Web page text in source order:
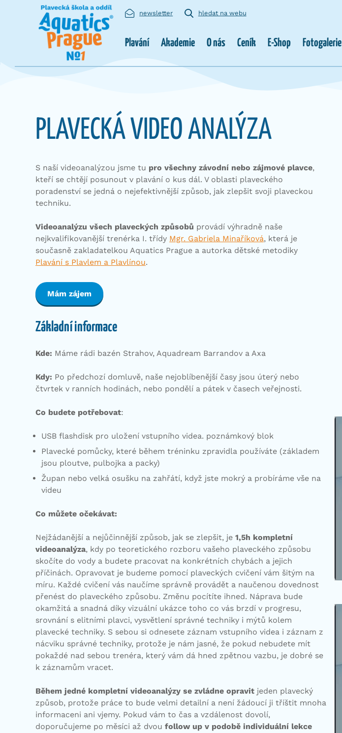
newsletter hledat na webu
Plavání Akademie O nás Ceník E-Shop Fotogalerie
PLAVECKÁ VIDEO ANALÝZA
S naší videoanalýzou jsme tu pro všechny závodní nebo zájmové plavce,
kteří se chtějí posunout v plavání o kus dál. V oblasti plaveckého
poradenství se jedná o nejefektivnější způsob, jak zlepšit svoji plaveckou
techniku.
Videoanalýzu všech plaveckých způsobů provádí výhradně naše
nejkvalifikovanější trenérka I. třídy Mgr. Gabriela Minaříková, která je
současně zakladatelkou Aquatics Prague a autorka dětské metodiky
Plavání s Plavlem a Plavlínou.
Mám zájem
Základní informace
Kde: Máme rádi bazén Strahov, Aquadream Barrandov a Axa
Kdy: Po předchozí domluvě, naše nejoblíbenější časy jsou úterý nebo
čtvrtek v ranních hodinách, nebo pondělí a pátek v časech veřejnosti.
Co budete potřebovat:
USB flashdisk pro uložení vstupního videa. poznámkový blok
Plavecké pomůcky, které během tréninku zpravidla používáte (základem
jsou ploutve, pulbojka a packy)
Župan nebo velká osušku na zahřátí, když jste mokrý a probíráme vše na
videu
Co můžete očekávat:
Nejžádanější a nejůčinnější způsob, jak se zlepšit, je 1,5h kompletní
videoanalýza, kdy po teoretického rozboru vašeho plaveckého způsobu
skočíte do vody a budete pracovat na konkrétních chybách a jejich
příčinách. Opravovat je budeme pomocí plaveckých cvičení vám šitým na
míru. Každé cvičení vás naučíme správně provádět a naučenou dovednost
přenést do plaveckého způsobu. Změnu pocítíte ihned. Náprava bude
okamžitá a snadná díky vizuální ukázce toho co vás brzdí v progresu,
srovnání s elitními plavci, vysvětlení správné techniky i mýtů kolem
plavecké techniky. S sebou si odnesete záznam vstupního videa i záznam z
nácviku správné techniky, protože je nám jasné, že pokud nebudete mít
pokaždé nad sebou trenéra, který vám dá hned zpětnou vazbu, je dobré se
k záznamům vracet.
Během jedné kompletní videoanalýzy se zvládne opravit jeden plavecký
způsob, protože práce to bude velmi detailní a není žádoucí ji tříštit mnoha
informaceni ani vjemy. Pokud vám to čas a vzdálenost dovolí,
doporučujeme po měsíci až dvou follow up v podobě individuální lekce